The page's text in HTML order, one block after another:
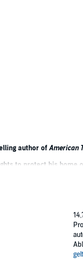
author ofAmerican
to protect his home
following
he calls home and
mission expected to
law enforcement,
But when the group